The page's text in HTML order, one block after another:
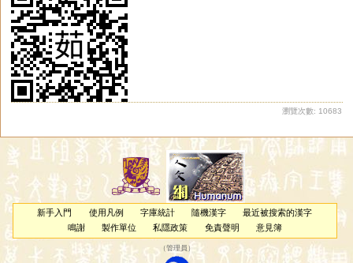
瀏覽次數: 10683
新手入門 使用凡例 字庫統計 隨機漢字
最近被搜索的漢字
鳴謝
製作單位 私隱政策 免責聲明 意見簿
（管理員 ）